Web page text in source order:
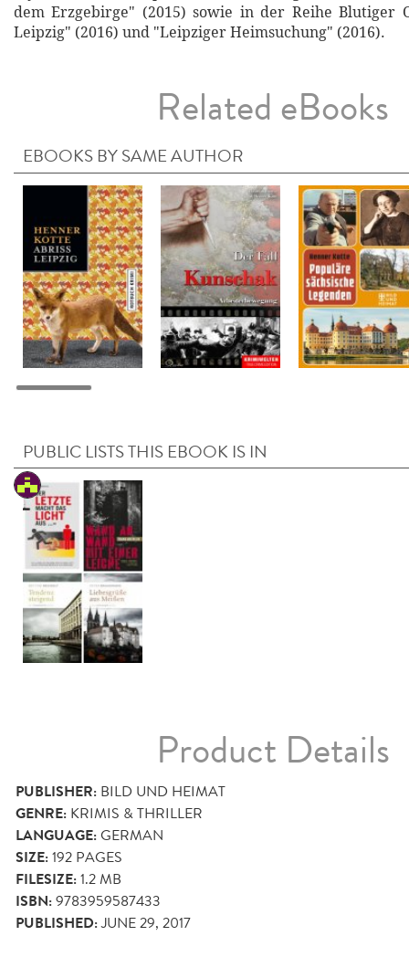
dem Erzgebirge" (2015) sowie in der Reihe Blutiger
Leipzig" (2016) und "Leipziger Heimsuchung" (2016).
Related eBooks
EBOOKS BY SAME AUTHOR
PUBLIC LISTS THIS EBOOK IS IN
Product Details
PUBLISHER: BILD UND HEIMAT
GENRE: KRIMIS & THRILLER
LANGUAGE:GERMAN
SIZE:192 PAGES
FILESIZE:1.2 MB
ISBN:9783959587433
PUBLISHED:JUNE 29, 2017